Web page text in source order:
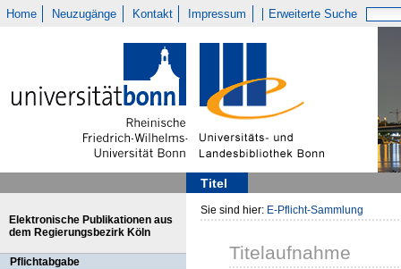
Home Neuzugänge Kontakt Impressum Erweiterte Suche
Titel
Elektronische Publikationen aus
dem Regierungsbezirk Köln
Pflichtabgabe
Sie sind hier: E-Pflicht-Sammlung
Titelaufnahme